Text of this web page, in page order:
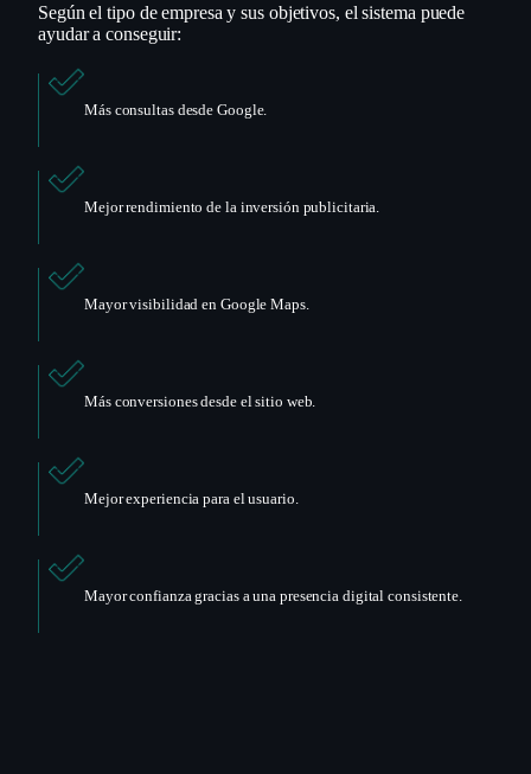
Según el tipo de empresa y sus objetivos, el sistema puede
ayudar a conseguir:
Más consultas desde Google.
Mejor rendimiento de la inversión publicitaria.
Mayor visibilidad en Google Maps.
Más conversiones desde el sitio web.
Mejor experiencia para el usuario.
Mayor confianza gracias a una presencia digital consistente.